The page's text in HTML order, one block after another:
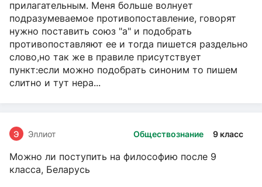
прилагательным. Меня больше волнует
подразумеваемое противопоставление, говорят
нужно поставить союз "а" и подобрать
противопоставляют ее и тогда пишется раздельно
слово,но так же в правиле присутствует
пункт:если можно подобрать синоним то пишем
слитно и тут нера...
Обществознание 9 класс
Э Эллиот
Можно ли поступить на философию после 9
класса, Беларусь